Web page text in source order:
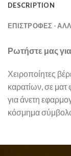
DESCRIPTION
ΕΠΙΣΤΡΟΦΕΣ -
Ρωτήστε μας για
Χειροποίητες
καρατίων, σε ματ
για άνετη
κόσμημα